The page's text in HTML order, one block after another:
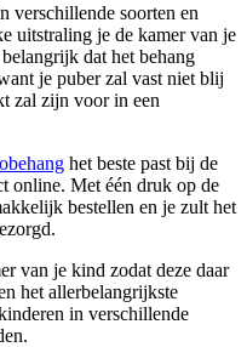
verschillende soorten en
uitstraling je de kamer van je
dat het behang
je puber zal vast niet blij
zal zijn voor in een
het beste past bij de
online. Met één druk op de
bestellen en je zult het
van je kind zodat deze daar
het allerbelangrijkste
in verschillende